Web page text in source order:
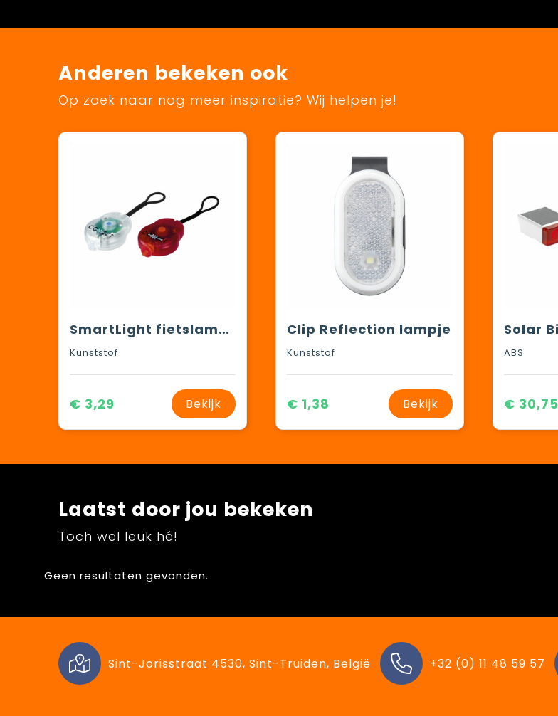
Anderen bekeken ook
Op zoek naar nog meer inspiratie? Wij helpen je!
SmartLight fietslampjes
Kunststof
€ 3,29 Bekijk
Clip Reflection lampje
Kunststof
€ 1,38 Bekijk
ABS
€ 30,75
Laatst door jou bekeken
Toch wel leuk hé!
Geen resultaten gevonden.
Sint-Jorisstraat 4530, Sint-Truiden, België +32 (0) 11 48 59 57